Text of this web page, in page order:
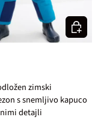
modra
zimski
s snemljivo kapuco
detajli
Izberi